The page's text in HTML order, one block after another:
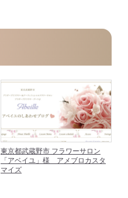
東京都武蔵野市 フラワーサロン
「アベイユ」様 アメブロカスタ
マイズ